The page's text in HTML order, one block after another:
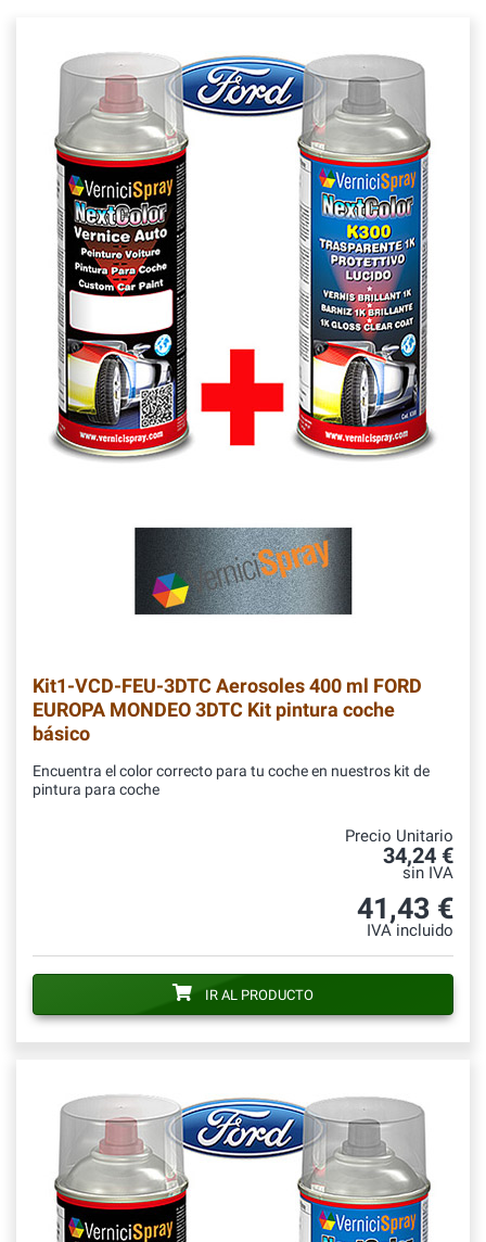
Kit1-VCD-FEU-3DTC Aerosoles 400 ml FORD
EUROPA MONDEO 3DTC Kit pintura coche
básico
Encuentra el color correcto para tu coche en nuestros kit de
pintura para coche
Precio Unitario
34,24 €
sin IVA
41,43 €
IVA incluido
IR AL PRODUCTO